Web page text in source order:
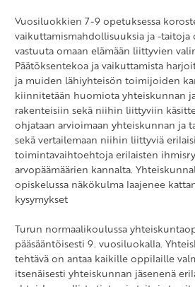
Vuosiluokkien 7-9 opetuksessa
vaikuttamismahdollisuuksia ja -taitoja
vastuuta omaan elämään liittyvien
Päätöksentekoa ja vaikuttamista
ja muiden lähiyhteisön toimijoiden
kiinnitetään huomiota yhteiskunnan
rakenteisiin sekä niihin liittyviin
ohjataan arvioimaan yhteiskunnan ja
sekä vertailemaan niihin liittyviä
toimintavaihtoehtoja erilaisten
arvopäämäärien kannalta.
opiskelussa näkökulma laajenee
kysymykset
Turun normaalikoulussa
pääsääntöisesti 9. vuosiluokalla.
tehtävä on antaa kaikille oppilaille
itsenäisesti yhteiskunnan jäsenenä